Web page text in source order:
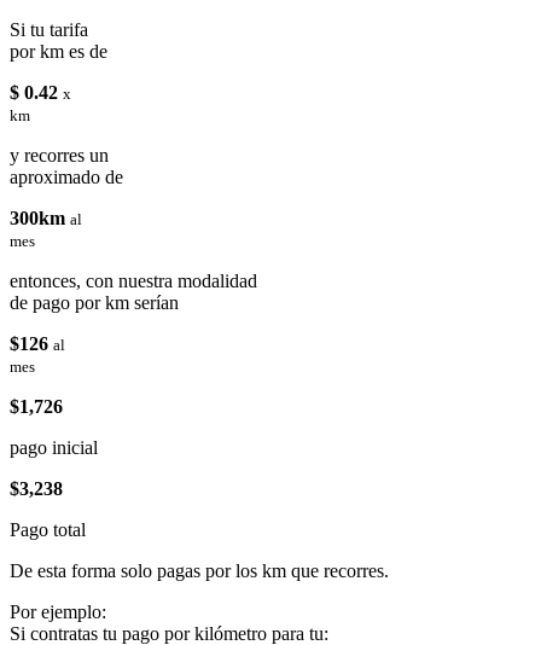
Si tu tarifa
por km es de
$ 0.42 x
km
y recorres un
aproximado de
300km al
mes
entonces, con nuestra modalidad
de pago por km serían
$126 al
mes
$1,726
pago inicial
$3,238
Pago total
De esta forma solo pagas por los km que recorres.
Por ejemplo:
Si contratas tu pago por kilómetro para tu: